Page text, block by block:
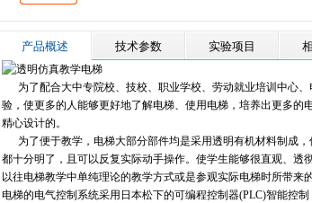
产品概述 技术参数 实验项目
为了配合大中专院校、技校、职业学校、劳动就业培训中心
验，使更多的人能够更好地了解电梯、使用电梯，培养出更多的
精心设计的。
为了便于教学，电梯大部分部件均是采用透明有机材料制成
都十分明了，且可以反复实际动手操作。使学生能够很直观、
以往电梯教学中单纯理论的教学方式或是参观实际电梯时所带来
电梯的电气控制系统采用日本松下的可编程控制器(PLC)智能控